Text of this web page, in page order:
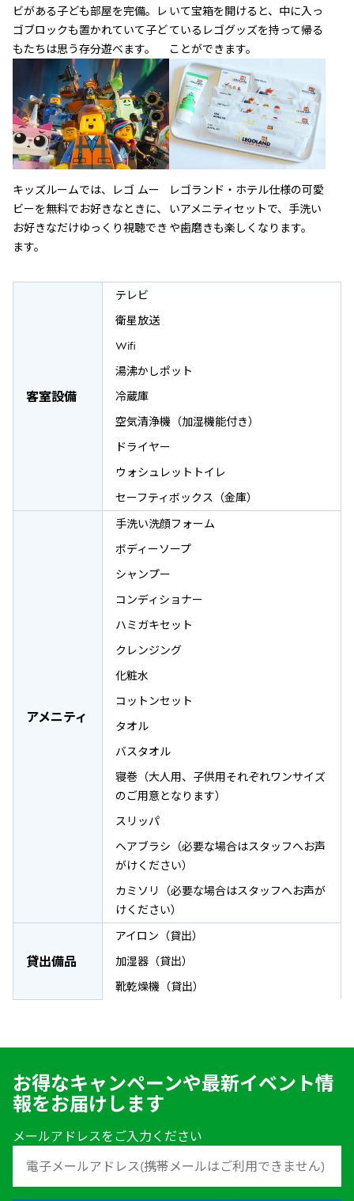
ビがある子ども部屋を完備。レ
ゴブロックも置かれていて子ど
もたちは思う存分遊べます。
いて宝箱を開けると、中に入っ
ているレゴグッズを持って帰る
ことができます。
キッズルームでは、レゴ ムー
ビーを無料でお好きなときに、
お好きなだけゆっくり視聴でき
ます。
レゴランド・ホテル仕様の可愛
いアメニティセットで、手洗い
や歯磨きも楽しくなります。
客室設備
テレビ
衛星放送
Wifi
湯沸かしポット
冷蔵庫
空気清浄機（加湿機能付き）
ドライヤー
ウォシュレットトイレ
セーフティボックス（金庫）
アメニティ
手洗い洗顔フォーム
ボディーソープ
シャンプー
コンディショナー
ハミガキセット
クレンジング
化粧水
コットンセット
タオル
バスタオル
寝巻（大人用、子供用それぞれワンサイズ
のご用意となります）
スリッパ
ヘアブラシ（必要な場合はスタッフへお声
がけください）
カミソリ（必要な場合はスタッフへお声が
けください）
貸出備品
アイロン（貸出）
加湿器（貸出）
靴乾燥機（貸出）
お得なキャンペーンや最新イベント情
報をお届けします
メールアドレスをご入力ください